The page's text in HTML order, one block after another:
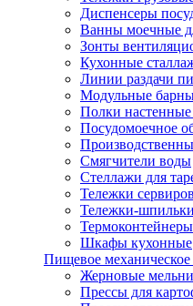
Диспенсеры
Ванны моечные
Зонты
Кухонные
Линии раздачи
Модульные
Полки
Посудомоечное
Смягчители воды
Стеллажи для
Тележки
Тележки-
Термоконтейнеры
Шкафы кухонные
Пищевое механическое
Жерновые
Прессы для